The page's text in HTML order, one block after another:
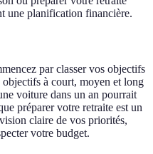
une planification financière.
par classer vos objectifs
à court, moyen et long
voiture dans un an pourrait
préparer votre retraite est un
claire de vos priorités,
votre budget.